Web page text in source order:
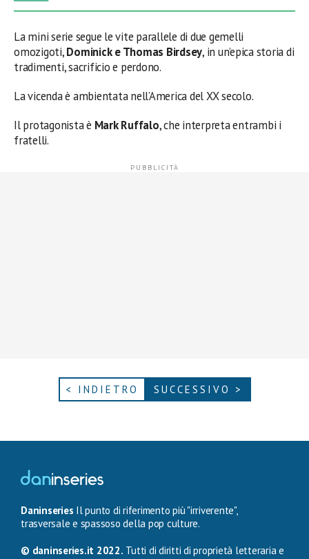
La mini serie segue le vite parallele di due gemelli
omozigoti,Dominick e Thomas Birdsey, in un’epica storia di
tradimenti, sacrificio e perdono.
La vicenda è ambientata nell’America del XX secolo.
Il protagonista è Mark Ruffalo, che interpreta entrambi i
fratelli.
< INDIETRO SUCCESSIVO >
Daninseries Il punto di riferimento più "irriverente",
trasversale e spassoso della pop culture.
© daninseries.it 2022. Tutti di diritti di proprietà letteraria e